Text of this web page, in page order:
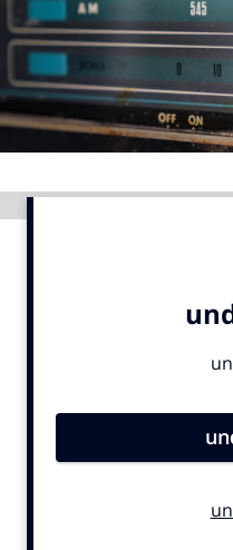
Home
9 sept: GenAI-training
12 nov: MarketingLive!
Adverteren
Events
Opleidingen
Vacatures
Bureaus